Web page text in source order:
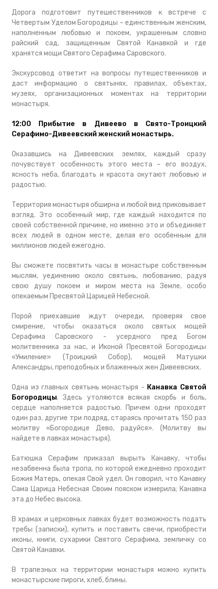
Дорога подготовит путешественников к встрече с
Четвертым Уделом Богородицы – единственным женским,
наполненным любовью и покоем, украшенным словно
райский сад, защищенным Святой Канавкой и где
хранятся мощи Святого Серафима Саровского.
Экскурсовод ответит на вопросы путешественников и
даст информацию о святынях, правилах, объектах,
музеях, организационных моментах на территории
монастыря.
12:00 Прибытие в
Дивеево в Свято-Троицкий
Серафимо-Дивеевский женский монастырь.
Оказавшись на Дивеевских землях, каждый сразу
почувствует особенность этого места – его воздух,
ясность неба, благодать и красота окутают любовью и
радостью.
Территория монастыря обширна и любой вид приковывает
взгляд. Это особенный мир, где каждый находится по
своей собственной причине, но именно это и объединяет
всех людей в одном месте, делая его особенным для
миллионов людей ежегодно.
Вы сможете посвятить часы в монастыре собственным
мыслям, уединению около святынь, любованию, радуя
свою душу покоем и миром места на Земле, особо
опекаемым Пресвятой Царицей Небесной.
Порой приехавшие ждут очереди, проверяя свое
смирение, чтобы оказаться около святых мощей
Серафима Саровского - усердного пред Богом
молитвенника за нас, и Иконой Пресвятой Богородицы
«Умиление» (Троицкий Собор), мощей Матушки
Александры, преподобных и блаженных жен Дивеевских.
Одна из главных святынь монастыря - Канавка Святой
Богородицы. Здесь утоляются всякая скорбь и боль,
сердце наполняется радостью. Причем одни проходят
один раз, другие три подряд, стараясь прочитать 150 раз
молитву «Богородице Дево, радуйся». (Молитву вы
найдете в лавках монастыря).
Батюшка Серафим приказал вырыть Канавку, чтобы
незабвенна была тропа, по которой ежедневно проходит
Божия Матерь, опекая Свой удел. Он говорил, что Канавку
Сама Царица Небесная Своим пояском измерила; Канавка
эта до Небес высока.
В храмах и церковных лавках будет возможность подать
требы (записки), купить и поставить свечи, приобрести
иконы, книги, сухарики Святого Серафима, земличку со
Святой Канавки.
В трапезных на территории монастыря можно купить
монастырские пироги, хлеб, блины.